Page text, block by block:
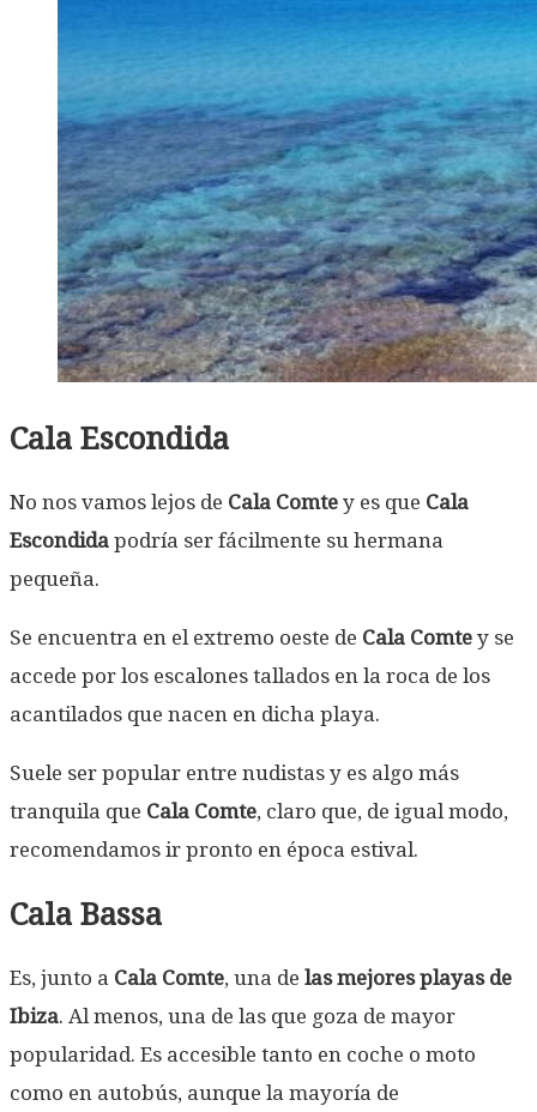
Cala Escondida
No nos vamos lejos de Cala Comte y es que Cala
Escondida podría ser fácilmente su hermana
pequeña.
Se encuentra en el extremo oeste de Cala Comte y se
accede por los escalones tallados en la roca de los
acantilados que nacen en dicha playa.
Suele ser popular entre nudistas y es algo más
tranquila que Cala Comte, claro que, de igual modo,
recomendamos ir pronto en época estival.
Cala Bassa
Es, junto a Cala Comte, una de las mejores playas de
Ibiza. Al menos, una de las que goza de mayor
popularidad. Es accesible tanto en coche o moto
como en autobús, aunque la mayoría de